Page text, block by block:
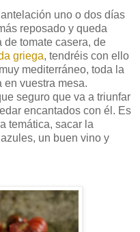
uno o dos días
reposado y queda
tomate casera, de
griega, tendréis con ello
mediterráneo, toda la
vuestra mesa.
seguro que va a triunfar
encantados con él. Es
temática, sacar la
un buen vino y